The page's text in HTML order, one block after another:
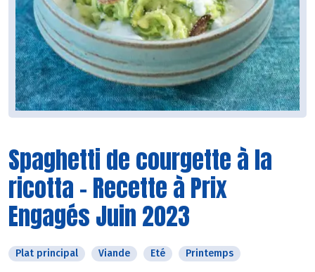
Spaghetti de courgette à la
ricotta - Recette à Prix
Engagés Juin 2023
Plat principal Viande Eté Printemps